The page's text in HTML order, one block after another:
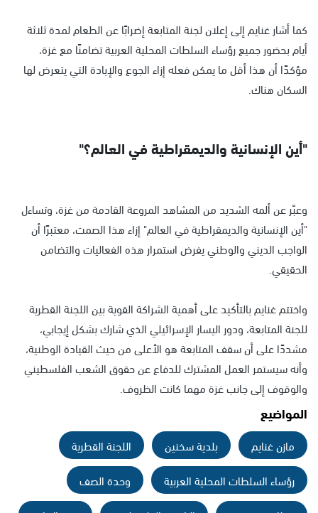
كما أشار غنايم إلى إعلان لجنة المتابعة إضرابًا عن الطعام لمدة ثلاثة
أيام بحضور جميع رؤساء السلطات المحلية العربية تضامنًا مع غزة،
مؤكدًا أن هذا أقل ما يمكن فعله إزاء الجوع والإبادة التي يتعرض لها
السكان هناك.
"أين الإنسانية والديمقراطية في العالم؟"
وعبّر عن ألمه الشديد من المشاهد المروعة القادمة من غزة، وتساءل
"أين الإنسانية والديمقراطية في العالم" إزاء هذا الصمت، معتبرًا أن
الواجب الديني والوطني يفرض استمرار هذه الفعاليات والتضامن
الحقيقي.
واختتم غنايم بالتأكيد على أهمية الشراكة القوية بين اللجنة القطرية
للجنة المتابعة، ودور اليسار الإسرائيلي الذي شارك بشكل إيجابي،
مشددًا على أن سقف المتابعة هو الأعلى من حيث القيادة الوطنية،
وأنه سيستمر العمل المشترك للدفاع عن حقوق الشعب الفلسطيني
والوقوف إلى جانب غزة مهما كانت الظروف.
المواضيع
مازن غنايم بلدية سخنين
اللجنة القطرية
رؤساء السلطات المحلية العربية
وحدة الصف